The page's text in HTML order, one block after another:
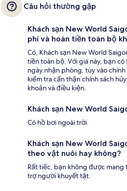
Câu hỏi thường gặp
Khách sạn New World
phí và hoàn tiền toàn bộ
Có, Khách sạn New World
tiền toàn bộ. Với giá này, bạn
ngày nhận phòng, tùy vào
kiểm tra cẩn thận chính sách
khoản và điều kiện.
Khách sạn New World
Có hồ bơi ngoài trời.
Khách sạn New World
theo vật nuôi hay không?
Rất tiếc, bạn không được
trợ người khuyết tật.